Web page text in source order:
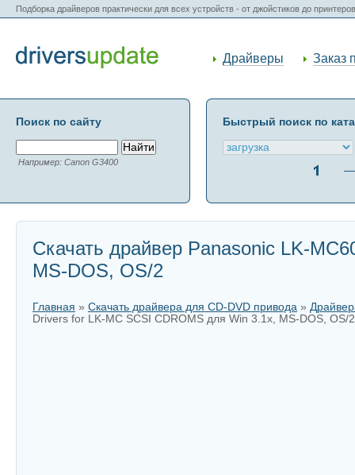
Подборка драйверов практически для всех устройств - от джойстиков до
Драйверы Заказ
Поиск по сайту
Например: Canon G3400
Быстрый поиск по
Скачать драйвер Panasonic LK-
MS-DOS, OS/2
Главная » Скачать драйвера для CD-DVD привода »
Drivers for LK-MC SCSI CDROMS для Win 3.1x, MS-DOS, OS/2